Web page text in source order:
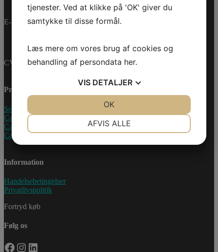
E-mail:info@jettrade.dk
CVR-nummer: 27233678
Produkter
Sea-Doo Vandscooter
Can-Am ATV
Can-Am UTV
Can-Am Roadster
Information
Handelsebetingelser
Privatlivspolitik
Fortryd køb
Følg os
Facebook
Instagram
LinkedIn
tjenester. Ved at klikke på 'OK' giver du
samtykke til disse formål.
Læs mere om vores brug af cookies og
behandling af persondata her.
VIS DETALJER
AFVIS ALLE
OK